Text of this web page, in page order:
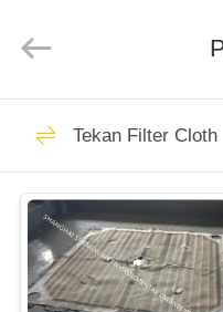
RUMAH
PRODUK
TENTANG
KAMI
Rights
Reserved.
ECER
Kain
Tekan Filter Cloth